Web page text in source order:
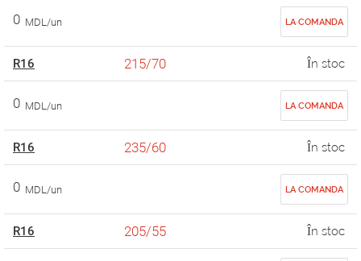
0 MDL/un LA COMANDA
R16 215/70 În stoc
0 MDL/un LA COMANDA
R16 235/60 În stoc
0 MDL/un LA COMANDA
R16 205/55 În stoc